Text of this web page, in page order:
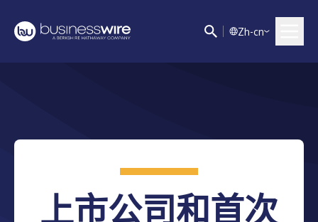
Zh-cn
上市公司和首次